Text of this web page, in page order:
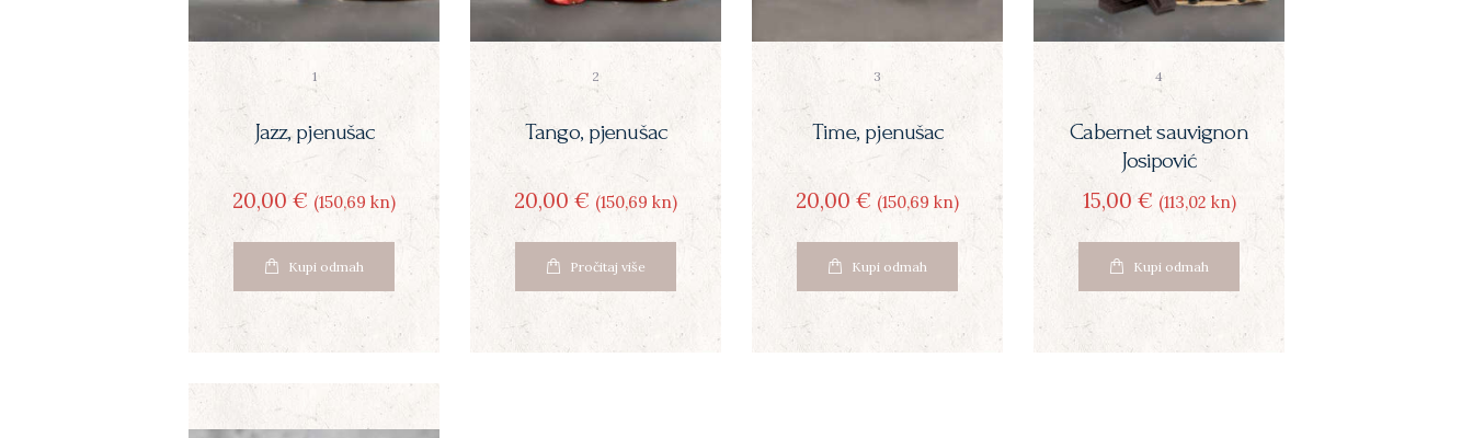
1
Jazz, pjenušac
20 00 € (150 69 kn)
Kupi odmah
2
Tango, pjenušac
20 00 € (150 69 kn)
Pročitaj više
3
Time, pjenušac
20 00 € (150 69 kn)
Kupi odmah
4
Cabernet sauvignon
Josipović
15 00 € (11302 kn)
Kupi odmah